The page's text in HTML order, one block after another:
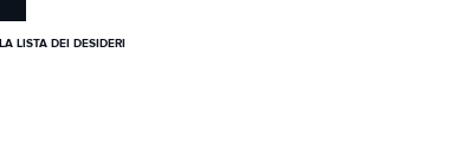
LISTA DEI DESIDERI